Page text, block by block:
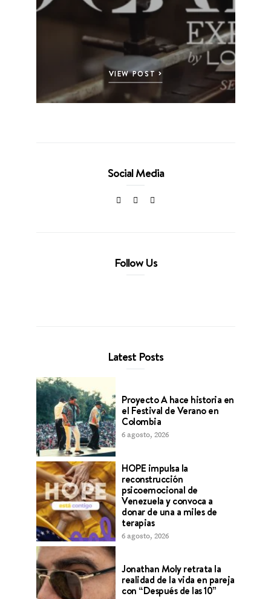
VIEW POST
Social Media
Follow Us
Latest Posts
Proyecto A hace historia en
el Festival de Verano en
Colombia
6 agosto, 2026
HOPE impulsa la
reconstrucción
psicoemocional de
Venezuela y convoca a
donar de una a miles de
terapias
6 agosto, 2026
Jonathan Moly retrata la
realidad de la vida en pareja
con “Después de las 10”